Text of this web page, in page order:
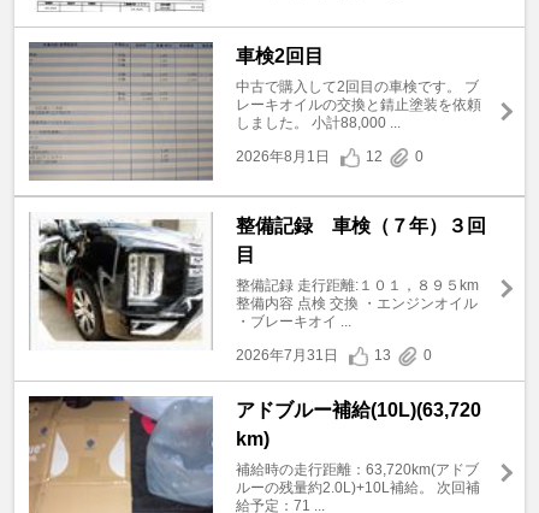
車検2回目
中古で購入して2回目の車検です。 ブ
レーキオイルの交換と錆止塗装を依頼
しました。 小計88,000 ...
2026年8月1日
12 0
整備記録 車検（７年）３回
目
整備記録 走行距離:１０１，８９５km
整備内容 点検 交換 ・エンジンオイル
・ブレーキオイ ...
2026年7月31日
13 0
アドブルー補給(10L)(63,720
km)
補給時の走行距離：63,720km(アドブ
ルーの残量約2.0L)+10L補給。 次回補
給予定：71 ...